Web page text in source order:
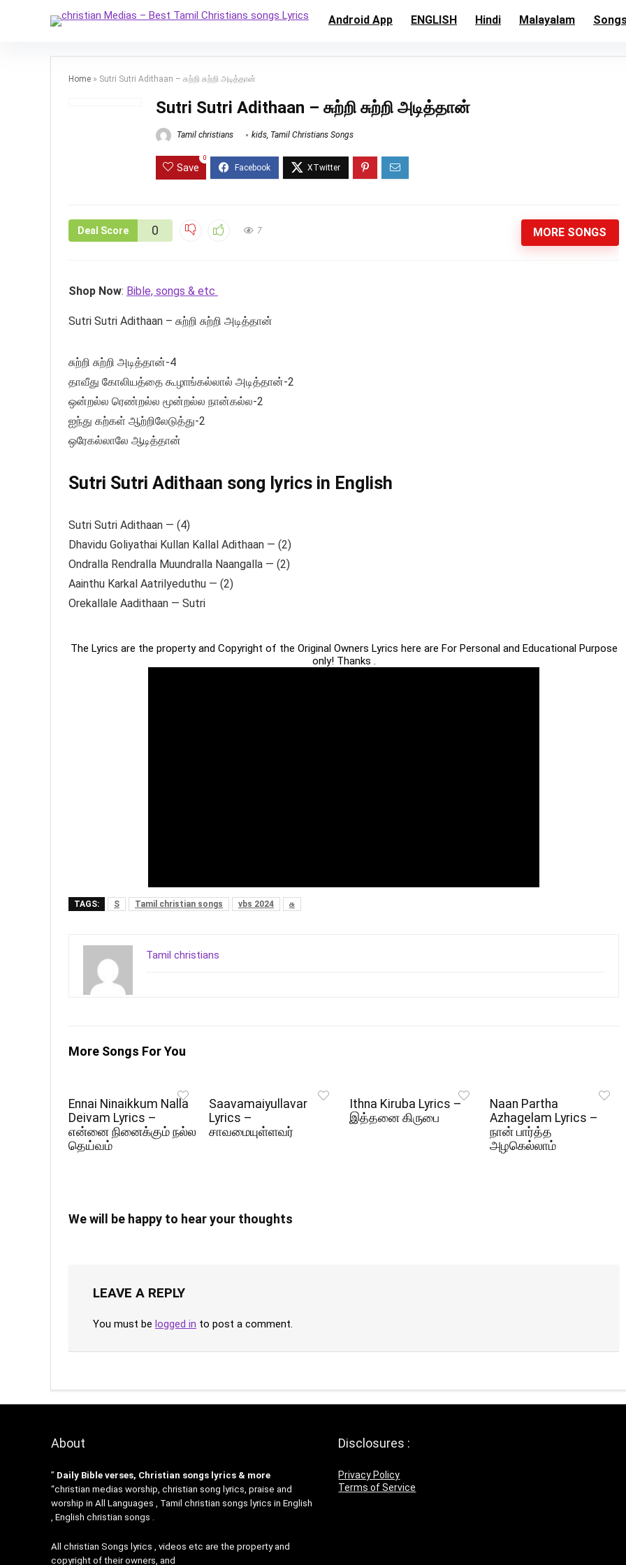
Android App ENGLISH Hindi Malayalam
Home » Sutri Sutri Adithaan – சுற்றி சுற்றி அடித்தான்
Sutri Sutri Adithaan – சுற்றி சுற்றி அடித்தான்
Tamil christians kids, Tamil Christians Songs
Save
0
Deal Score 0 7 MORE SONGS
Shop Now: Bible, songs & etc
Sutri Sutri Adithaan – சுற்றி சுற்றி அடித்தான்
சுற்றி சுற்றி அடித்தான்-4
தாவீது கோலியத்தை கூழாங்கல்லால் அடித்தான்-2
ஒன்றல்ல ரெண்றல்ல மூன்றல்ல நான்கல்ல-2
ஐந்து கற்கள் ஆற்றிலேடுத்து-2
ஒரேகல்லாலே ஆடித்தான்
Sutri Sutri Adithaan song lyrics in English
Sutri Sutri Adithaan — (4)
Dhavidu Goliyathai Kullan Kallal Adithaan — (2)
Ondralla Rendralla Muundralla Naangalla — (2)
Aainthu Karkal Aatrilyeduthu — (2)
Orekallale Aadithaan — Sutri
The Lyrics are the property and Copyright of the Original Owners Lyrics here are For Personal and Educational Purpose
only! Thanks .
TAGS: S Tamil christian songs vbs 2024 சு
Tamil christians
More Songs For You
Ennai Ninaikkum Nalla
Deivam Lyrics –
என்னை நினைக்கும் நல்ல
தெய்வம்
Saavamaiyullavar
Lyrics –
சாவமையுள்ளவர்
Ithna Kiruba Lyrics –
இத்தனை கிருபை
Naan Partha
Azhagelam Lyrics –
நான் பார்த்த
அழகெல்லாம்
We will be happy to hear your thoughts
LEAVE A REPLY
You must be logged in to post a comment.
About
” Daily Bible verses, Christian songs lyrics & more
“christian medias worship, christian song lyrics, praise and
worship in All Languages , Tamil christian songs lyrics in English
, English christian songs .
All christian Songs lyrics , videos etc are the property and
copyright of their owners, and
Disclosures :
Privacy Policy
Terms of Service